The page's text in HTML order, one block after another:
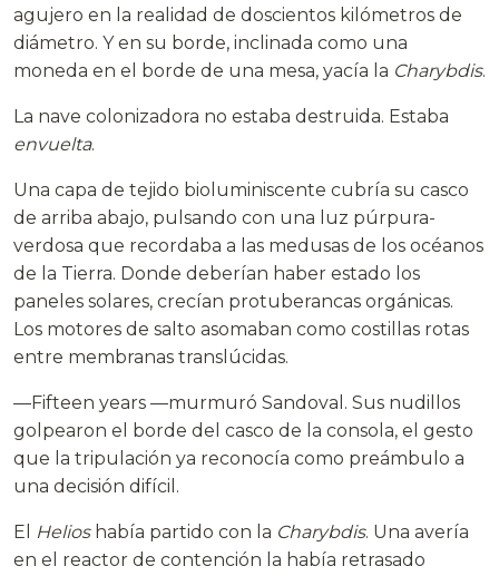
agujero en la realidad de doscientos kilómetros de
diámetro. Y en su borde, inclinada como una
moneda en el borde de una mesa, yacía la Charybdis.
La nave colonizadora no estaba destruida. Estaba
envuelta.
Una capa de tejido bioluminiscente cubría su casco
de arriba abajo, pulsando con una luz púrpura-
verdosa que recordaba a las medusas de los océanos
de la Tierra. Donde deberían haber estado los
paneles solares, crecían protuberancas orgánicas.
Los motores de salto asomaban como costillas rotas
entre membranas translúcidas.
—Fifteen years —murmuró Sandoval. Sus nudillos
golpearon el borde del casco de la consola, el gesto
que la tripulación ya reconocía como preámbulo a
una decisión difícil.
El Helioshabía partido con la Charybdis. Una avería
en el reactor de contención la había retrasado